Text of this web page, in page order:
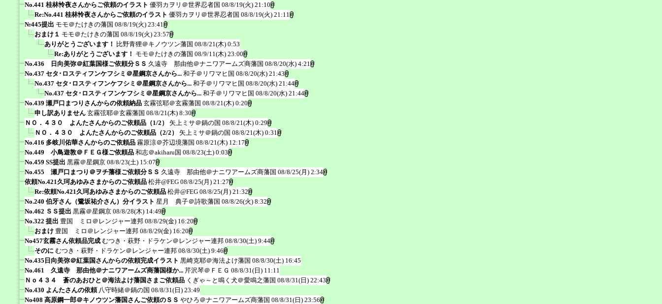
No.441 桂林怜夜さんからご依頼のイラスト 優羽カヲリ＠世界忍者国 08/8/19(火) 21:10
Re:No.441 桂林怜夜さんからご依頼のイラスト 優羽カヲリ＠世界忍者国 08/8/19(火) 21:11
№445提出 モモ＠たけきの藩国 08/8/19(火) 23:41
おまけ１ モモ＠たけきの藩国 08/8/19(火) 23:57
ありがとうございます！
比野青狸＠キノウツン藩国 08/8/21(木) 0:53
Re:ありがとうございます！ モモ＠たけきの藩国 08/9/11(木) 23:00
No.436 日向美弥＠紅葉国様ご依頼分ＳＳ 久遠寺 那由他＠ナニワアームズ商藩国 08/8/20(水) 4:21
No.437 セタ･ロスティフンケフシミ＠星鋼京さんから... 和子＠リワマヒ国 08/8/20(水) 21:43
No.437 セタ･ロスティフンケフシミ＠星鋼京さんから... 和子＠リワマヒ国 08/8/20(水) 21:44
No.437 セタ･ロスティフンケフシミ＠星鋼京さんから... 和子＠リワマヒ国 08/8/20(水) 21:44
No.439 瀬戸口まつりさんからの依頼納品 玄霧弦耶＠玄霧藩国 08/8/21(木) 0:20
申し訳ありません 玄霧弦耶＠玄霧藩国 08/8/21(木) 8:30
ＮＯ．４３０ よんたさんからのご依頼品（1/2）
矢上ミサ＠鍋の国 08/8/21(木) 0:29
ＮＯ．４３０ よんたさんからのご依頼品（2/2）
矢上ミサ＠鍋の国 08/8/21(木) 0:31
No.416 多岐川佑華さんからのご依頼品 霧原涼＠芥辺境藩国 08/8/21(木) 12:17
No.449 小鳥遊敦＠ＦＥＧ様ご依頼品 和志＠akiharu国 08/8/23(土) 0:03
No.459 SS提出 黒霧＠星鋼京 08/8/23(土) 15:07
No.455 瀬戸口まつり＠ヲチ藩様ご依頼分ＳＳ 久遠寺 那由他＠ナニワアームズ商藩国 08/8/25(月) 2:34
依頼No.421久珂あゆみさまからのご依頼品 松井@FEG 08/8/25(月) 21:27
Re:依頼No.421久珂あゆみさまからのご依頼品 松井@FEG 08/8/25(月) 21:32
No.240 伯牙さん（鷺坂祐介さん）分イラスト 星月 典子＠詩歌藩国 08/8/26(火) 8:32
No.462 ＳＳ提出 黒霧＠星鋼京 08/8/28(木) 14:49
No.322 提出 豊国 ミロ＠レンジャー連邦 08/8/29(金) 16:20
おまけ 豊国 ミロ＠レンジャー連邦 08/8/29(金) 16:20
No457玄霧さん依頼品完成 むつき・萩野・ドラケン＠レンジャー連邦 08/8/30(土) 9:44
そのに むつき・萩野・ドラケン＠レンジャー連邦 08/8/30(土) 9:46
No.435日向美弥＠紅葉国さんからの依頼完成イラスト 黒崎克耶＠海法よけ藩国 08/8/30(土) 16:45
No.461 久遠寺 那由他＠ナニワアームズ商藩国様か... 芹沢琴＠ＦＥＧ 08/8/31(日) 11:11
Ｎｏ４３４ 蒼のあおひと＠海法よけ藩国さまご依頼品 くぎゃ～と鳴く犬＠愛鳴之藩国 08/8/31(日) 22:43
No.430 よんたさんの依頼 八守時緒＠鍋の国 08/8/31(日) 23:49
No408 高原鋼一郎＠キノウツン藩国さんご依頼のＳＳ やひろ＠ナニワアームズ商藩国 08/8/31(日) 23:56